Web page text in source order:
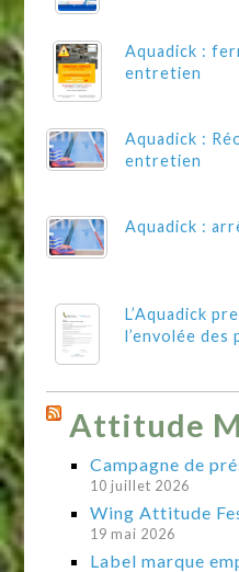
Aquadick :
entretien
Aquadick :
entretien
Aquadick :
L’Aquadick
l’envolée des
Attitude
Campagne de
10 juillet 2026
Wing Attitude
19 mai 2026
Label marque